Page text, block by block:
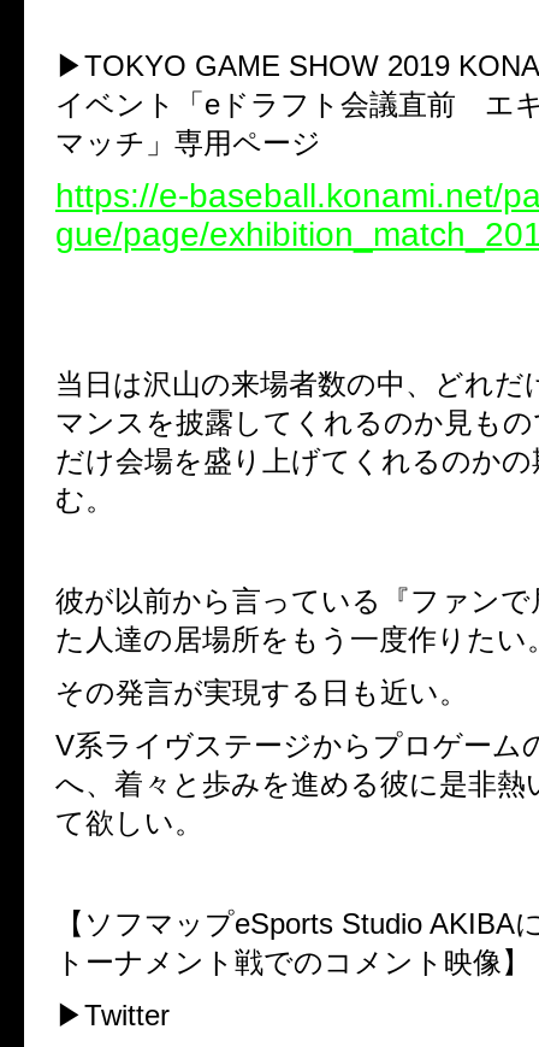
▶︎TOKYO GAME SHOW 2019
イベント「eドラフト会議直前 エ
マッチ」専用ページ
https://e-baseball.konami.net/
gue/page/
当日は沢山の来場者数の中、どれだ
マンスを披露してくれるのか見も
だけ会場を盛り上げてくれるのか
む。
彼が以前から言っている『ファン
た人達の居場所をもう一度作りたい
その発言が実現する日も近い。
V系ライヴステージからプロゲーム
へ、 着々と歩みを進める彼に是非熱
て欲しい。
【ソフマップeSports Studio AKIBA
トーナメント戦でのコメント映像】
▶︎Twitter